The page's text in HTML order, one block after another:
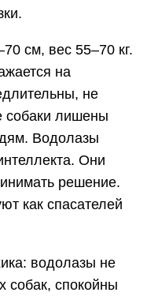
см, вес 55–70 кг.
на
не
собаки лишены
Водолазы
Они
решение.
как спасателей
водолазы не
собак, спокойны